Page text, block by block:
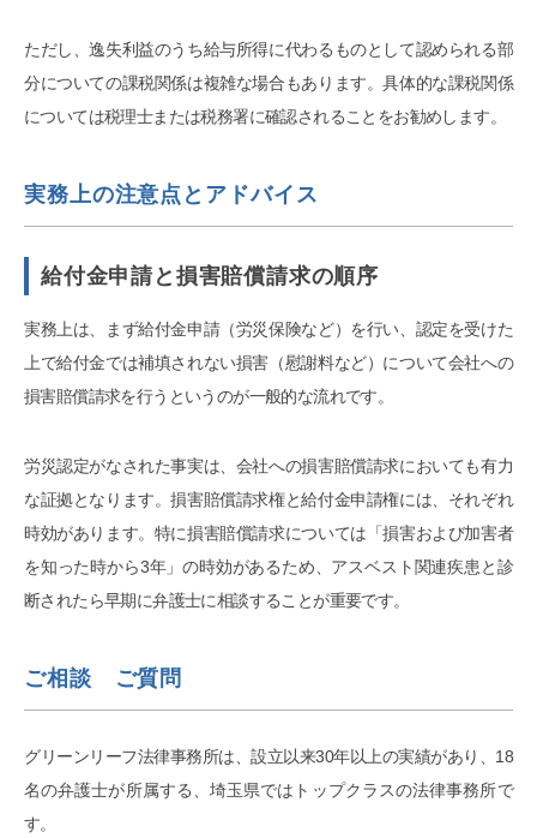
ただし、逸失利益のうち給与所得に代わるものとして認められる部
分についての課税関係は複雑な場合もあります。具体的な課税関係
については税理士または税務署に確認されることをお勧めします。
実務上の注意点とアドバイス
給付金申請と損害賠償請求の順序
実務上は、まず給付金申請（労災保険など）を行い、認定を受けた
上で給付金では補填されない損害（慰謝料など）について会社への
損害賠償請求を行うというのが一般的な流れです。
労災認定がなされた事実は、会社への損害賠償請求においても有力
な証拠となります。損害賠償請求権と給付金申請権には、それぞれ
時効があります。特に損害賠償請求については「損害および加害者
を知った時から3年」の時効があるため、アスベスト関連疾患と診
断されたら早期に弁護士に相談することが重要です。
ご相談 ご質問
グリーンリーフ法律事務所は、設立以来30年以上の実績があり、18
名の弁護士が所属する、埼玉県ではトップクラスの法律事務所で
す。